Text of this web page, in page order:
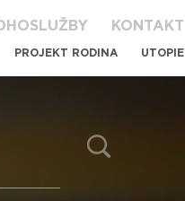
KONTAKT
PROJEKT RODINA UTOPIE